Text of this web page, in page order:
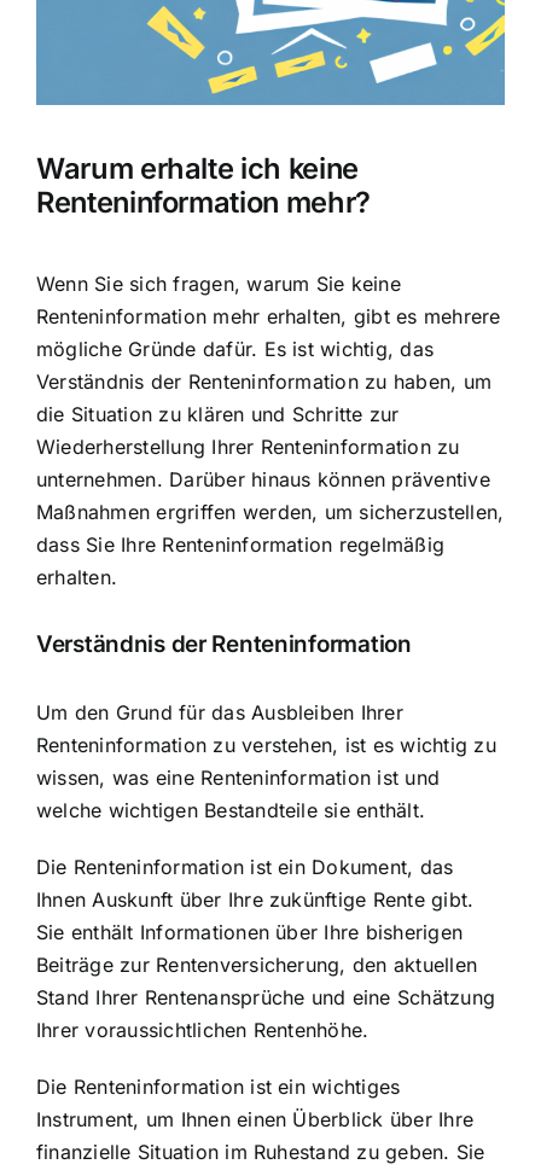
Hausratversicherung
Berufsunfähigkeitsversicherung
Weitere Tarifvergleiche
Warum erhalte ich keine
Renteninformation mehr?
Wenn Sie sich fragen, warum Sie keine
Renteninformation mehr erhalten, gibt es mehrere
mögliche Gründe dafür. Es ist wichtig, das
Verständnis der Renteninformationzu haben, um
die Situation zu klären und Schritte zur
Wiederherstellung Ihrer Renteninformation zu
unternehmen. Darüber hinaus können präventive
Maßnahmen ergriffen werden, um sicherzustellen,
dass Sie Ihre Renteninformation regelmäßig
erhalten.
Verständnis der Renteninformation
Um den Grund für das Ausbleiben Ihrer
Renteninformation zu verstehen, ist es wichtig zu
wissen, was eine Renteninformation ist und
welche wichtigen Bestandteile sie enthält.
Die Renteninformation ist ein Dokument, das
Ihnen Auskunft über Ihre zukünftige Rente gibt.
Sie enthält Informationen über Ihre bisherigen
Beiträge zur Rentenversicherung, den aktuellen
Stand Ihrer Rentenansprüche und eine Schätzung
Ihrer voraussichtlichen Rentenhöhe.
Die Renteninformation ist ein wichtiges
Instrument, um Ihnen einen Überblick über Ihre
finanzielle Situation im Ruhestand zu geben. Sie